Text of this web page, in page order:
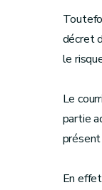
décret
le
Le
partie
En